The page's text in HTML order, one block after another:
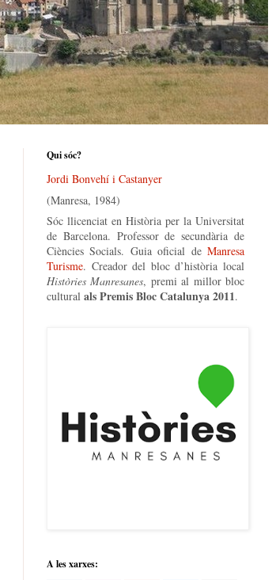
Qui sóc?
Jordi Bonvehí i Castanyer
(Manresa, 1984)
Sóc llicenciat en Història per la Universitat
de Barcelona. Professor de secundària de
Ciències Socials. Guia oficial de Manresa
Turisme. Creador del bloc d’història local
Històries Manresanes, premi al millor bloc
cultural als Premis Bloc Catalunya 2011.
A les xarxes: